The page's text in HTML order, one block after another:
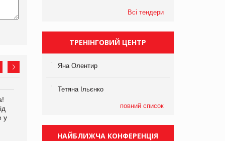
у
не очікують побачити на
платформі
збиток у першому півріччі
Всі тендери
ТРЕНІНГОВИЙ ЦЕНТР
Яна Олентир
Тетяна Ільєнко
повний список
НАЙБЛИЖЧА КОНФЕРЕНЦІЯ